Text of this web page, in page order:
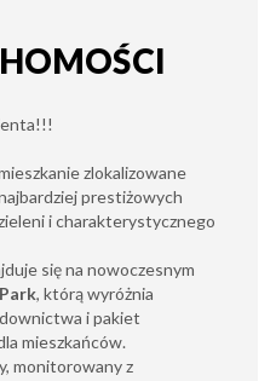
zlokalizowane
prestiżowych
icharakterystycznego
się na nowoczesnym
, którą wyróżnia
i pakiet
mieszkańców.
monitorowany z